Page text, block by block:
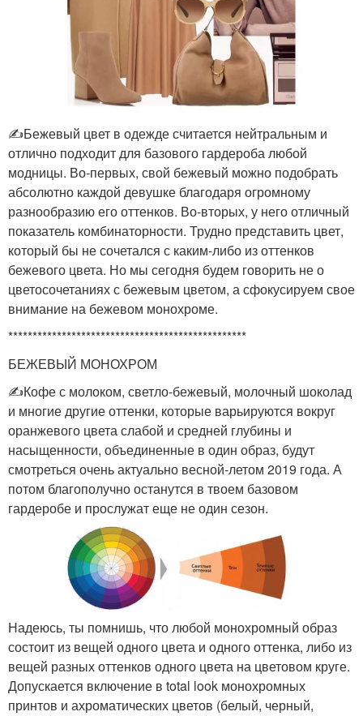
✍️Бежевый цвет в одежде считается нейтральным и
отлично подходит для базового гардероба любой
модницы. Во-первых, свой бежевый можно подобрать
абсолютно каждой девушке благодаря огромному
разнообразию его оттенков. Во-вторых, у него отличный
показатель комбинаторности. Трудно представить цвет,
который бы не сочетался с каким-либо из оттенков
бежевого цвета. Но мы сегодня будем говорить не о
цветосочетаниях с бежевым цветом, а сфокусируем свое
внимание на бежевом монохроме.
*************************************************
БЕЖЕВЫЙ МОНОХРОМ
✍️Кофе с молоком, светло-бежевый, молочный шоколад
и многие другие оттенки, которые варьируются вокруг
оранжевого цвета слабой и средней глубины и
насыщенности, объединенные в один образ, будут
смотреться очень актуально весной-летом 2019 года. А
потом благополучно останутся в твоем базовом
гардеробе и прослужат еще не один сезон.
Надеюсь, ты помнишь, что любой монохромный образ
состоит из вещей одного цвета и одного оттенка, либо из
вещей разных оттенков одного цвета на цветовом круге.
Допускается включение в total look монохромных
принтов и ахроматических цветов (белый, черный,